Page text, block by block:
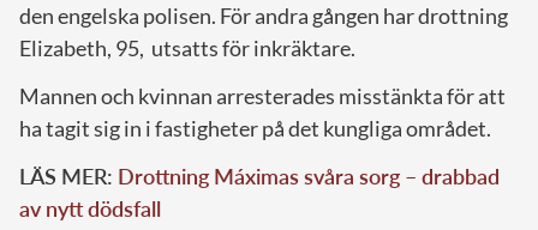
den engelska polisen. För andra gången har drottning
Elizabeth, 95, utsatts för inkräktare.
Mannen och kvinnan arresterades misstänkta för att
ha tagit sig in i fastigheter på det kungliga området.
LÄS MER: Drottning Máximas svåra sorg – drabbad
av nytt dödsfall